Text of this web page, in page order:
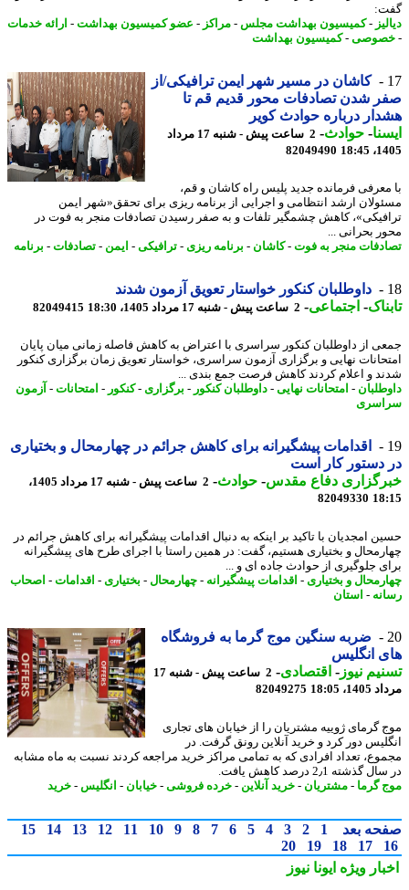
-کمیسیون بهداشت مجلس-مراکز- عضو کمیسیون بهداشت -ارائه خدمات
-کمیسیون بهداشت
کاشان در مسیر شهر ایمن ترافیکی/از
شدن تصادفات محور قدیم قم تا
درباره حوادث کویر
-حوادث -
2 ساعت پیش - شنبه 17 مرداد
82049490
فرمانده جدید پلیس راه کاشان و قم،
ارشد انتظامی و اجرایی از برنامه ریزی برای تحقق«شهر ایمن
کاهش چشمگیر تلفات و به صفر رسیدن تصادفات منجر به فوت در
بحرانی ...
منجر به فوت-کاشان-برنامه ریزی - ترافیکی-ایمن -تصادفات-برنامه
داوطلبان کنکور خواستار تعویق آزمون شدند
-اجتماعی-2 ساعت پیش - شنبه 17 مرداد 1405، 18:30 82049415
از داوطلبان کنکور سراسری با اعتراض به کاهش فاصله زمانی میان پایان
نهایی و برگزاری آزمون سراسری، خواستار تعویق زمان برگزاری کنکور
و اعلام کردند کاهش فرصت جمع بندی ...
-امتحانات نهایی-داوطلبان کنکور-برگزاری - کنکور-امتحانات-آزمون
اقدامات پیشگیرانه برای کاهش جرائم در چهارمحال و بختیاری
دستور کار است
دفاع مقدس-حوادث -
2 ساعت پیش - شنبه 17 مرداد 1405،
82049330
امجدیان با تاکید بر اینکه به دنبال اقدامات پیشگیرانه برای کاهش جرائم در
و بختیاری هستیم، گفت: در همین راستا با اجرای طرح های پیشگیرانه
جلوگیری از حوادث جاده ای و ...
و بختیاری- اقدامات پیشگیرانه- چهارمحال-بختیاری- اقدامات -اصحاب
-استان
ضربه سنگین موج گرما به فروشگاه
انگلیس
نیوز-اقتصادی-
2 ساعت پیش - شنبه 17
18:05
82049275
گرمای ژوییه مشتریان را از خیابان های تجاری
دور کرد و خرید آنلاین رونق گرفت. در
تعداد افرادی که به تمامی مراکز خرید مراجعه کردند نسبت به ماه مشابه
2٫1 درصد کاهش یافت.
گرما- مشتریان-خرید آنلاین-خرده فروشی-خیابان-انگلیس-خرید
بعد 1
2
3
4
5
6
7
8
9
10
11
12
13
14
15
17
18
19
20
ویژهایونا نیوز